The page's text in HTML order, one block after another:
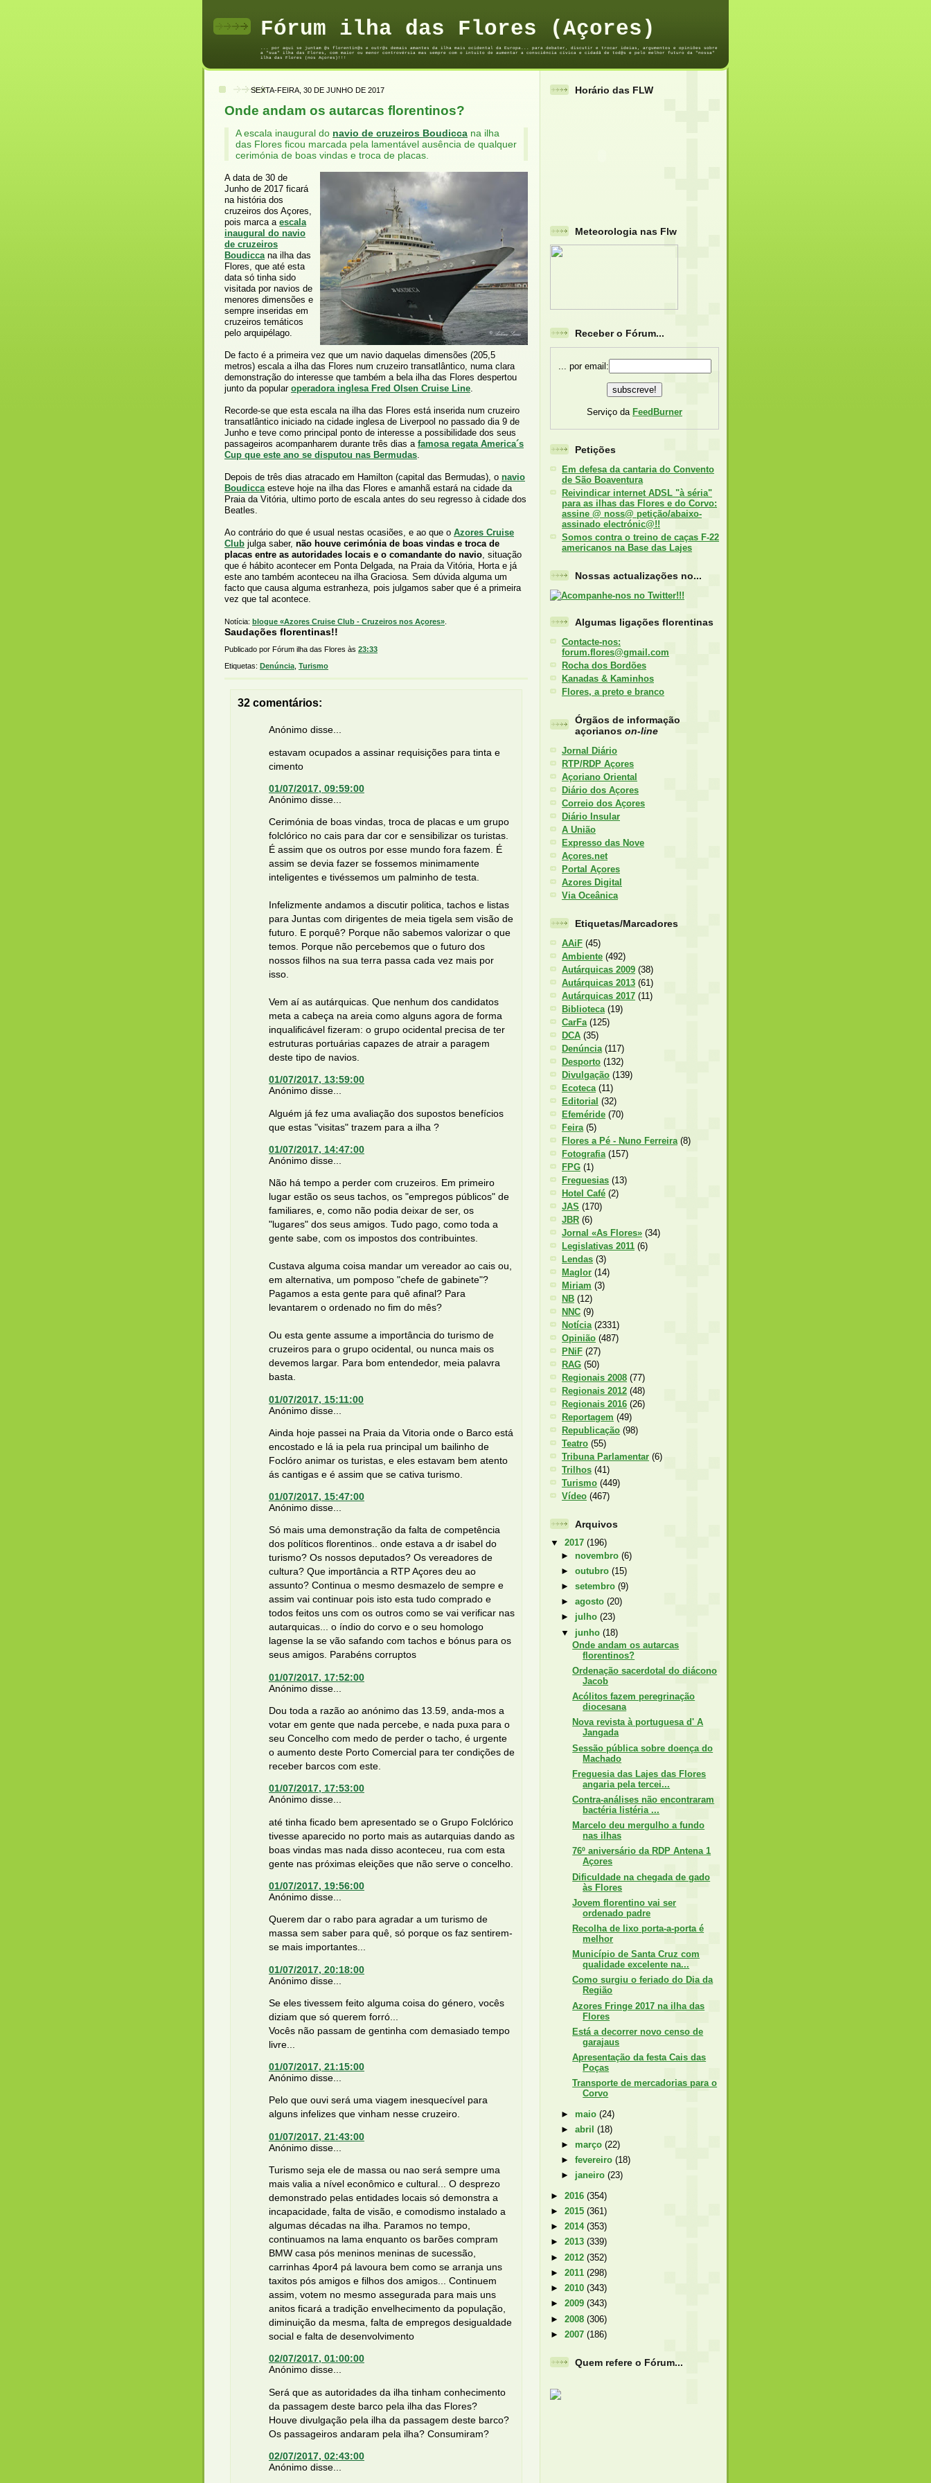
Fórum ilha das Flores (Açores)
... por aqui se juntam @s florentin@s e outr@s demais amantes da ilha mais ocidental da Europa... para debater, discutir e trocar ideias, argumentos e opiniões sobre
a "sua" ilha das Flores, com maior ou menor controvérsia mas sempre com o intuito de aumentar a consciência cívica e cidadã de tod@s e pelo melhor futuro da "nossa"
ilha das Flores (nos Açores)!!!
SEXTA-FEIRA, 30 DE JUNHO DE 2017
Onde andam os autarcas florentinos?
A escala inaugural do navio de cruzeiros Boudicca na ilha
das Flores ficou marcada pela lamentável ausência de qualquer
cerimónia de boas vindas e troca de placas.
A data de 30 de
Junho de 2017 ficará
na história dos
cruzeiros dos Açores,
pois marca a escala
inaugural do navio
de cruzeiros
Boudiccana ilha das
Flores, que até esta
data só tinha sido
visitada por navios de
menores dimensões e
sempre inseridas em
cruzeiros temáticos
pelo arquipélago.
De facto é a primeira vez que um navio daquelas dimensões (205,5
metros) escala a ilha das Flores num cruzeiro transatlântico, numa clara
demonstração do interesse que também a bela ilha das Flores despertou
junto da popular operadora inglesa Fred Olsen Cruise Line.
Recorde-se que esta escala na ilha das Flores está inserida num cruzeiro
transatlântico iniciado na cidade inglesa de Liverpool no passado dia 9 de
Junho e teve como principal ponto de interesse a possibilidade dos seus
passageiros acompanharem durante três dias a famosa regata America´s
Cup que este ano se disputou nas Bermudas.
Depois de três dias atracado em Hamilton (capital das Bermudas), o navio
Boudiccaesteve hoje na ilha das Flores e amanhã estará na cidade da
Praia da Vitória, ultimo porto de escala antes do seu regresso à cidade dos
Beatles.
Ao contrário do que é usual nestas ocasiões, e ao que o Azores Cruise
Club julga saber, não houve cerimónia de boas vindas e troca de
placas entre as autoridades locais e o comandante do navio, situação
que é hábito acontecer em Ponta Delgada, na Praia da Vitória, Horta e já
este ano também aconteceu na ilha Graciosa. Sem dúvida alguma um
facto que causa alguma estranheza, pois julgamos saber que é a primeira
vez que tal acontece.
Notícia: blogue «Azores Cruise Club - Cruzeiros nos Açores»
Saudações florentinas!!
Publicado por Fórum ilha das Flores às 23:33
Etiquetas: Denúncia Turismo
32 comentários:
Anónimo disse...
estavam ocupados a assinar requisições para tinta e
cimento
01/07/2017, 09:59:00
Anónimo disse...
Cerimónia de boas vindas, troca de placas e um grupo
folclórico no cais para dar cor e sensibilizar os turistas.
É assim que os outros por esse mundo fora fazem. É
assim se devia fazer se fossemos minimamente
inteligentes e tivéssemos um palminho de testa.
Infelizmente andamos a discutir politica, tachos e listas
para Juntas com dirigentes de meia tigela sem visão de
futuro. E porquê? Porque não sabemos valorizar o que
temos. Porque não percebemos que o futuro dos
nossos filhos na sua terra passa cada vez mais por
isso.
Vem aí as autárquicas. Que nenhum dos candidatos
meta a cabeça na areia como alguns agora de forma
inqualificável fizeram: o grupo ocidental precisa de ter
estruturas portuárias capazes de atrair a paragem
deste tipo de navios.
01/07/2017, 13:59:00
Anónimo disse...
Alguém já fez uma avaliação dos supostos benefícios
que estas "visitas" trazem para a ilha ?
01/07/2017, 14:47:00
Anónimo disse...
Não há tempo a perder com cruzeiros. Em primeiro
lugar estão os seus tachos, os "empregos públicos" de
familiares, e, como não podia deixar de ser, os
"lugares" dos seus amigos. Tudo pago, como toda a
gente sabe, com os impostos dos contribuintes.
Custava alguma coisa mandar um vereador ao cais ou,
em alternativa, um pomposo "chefe de gabinete"?
Pagamos a esta gente para quê afinal? Para
levantarem o ordenado no fim do mês?
Ou esta gente assume a importância do turismo de
cruzeiros para o grupo ocidental, ou nunca mais os
devemos largar. Para bom entendedor, meia palavra
basta.
01/07/2017, 15:11:00
Anónimo disse...
Ainda hoje passei na Praia da Vitoria onde o Barco está
encostado e lá ia pela rua principal um bailinho de
Foclóro animar os turistas, e eles estavam bem atento
ás cantigas e é assim que se cativa turismo.
01/07/2017, 15:47:00
Anónimo disse...
Só mais uma demonstração da falta de competência
dos políticos florentinos.. onde estava a dr isabel do
turismo? Os nossos deputados? Os vereadores de
cultura? Que importância a RTP Açores deu ao
assunto? Continua o mesmo desmazelo de sempre e
assim vai continuar pois isto esta tudo comprado e
todos feitos uns com os outros como se vai verificar nas
autarquicas... o índio do corvo e o seu homologo
lagense la se vão safando com tachos e bónus para os
seus amigos. Parabéns corruptos
01/07/2017, 17:52:00
Anónimo disse...
Dou toda a razão ao anónimo das 13.59, anda-mos a
votar em gente que nada percebe, e nada puxa para o
seu Concelho com medo de perder o tacho, é urgente
o aumento deste Porto Comercial para ter condições de
receber barcos com este.
01/07/2017, 17:53:00
Anónimo disse...
até tinha ficado bem apresentado se o Grupo Folclórico
tivesse aparecido no porto mais as autarquias dando as
boas vindas mas nada disso aconteceu, rua com esta
gente nas próximas eleições que não serve o concelho.
01/07/2017, 19:56:00
Anónimo disse...
Querem dar o rabo para agradar a um turismo de
massa sem saber para quê, só porque os faz sentirem-
se mais importantes...
01/07/2017, 20:18:00
Anónimo disse...
Se eles tivessem feito alguma coisa do género, vocês
diziam que só querem forró...
Vocês não passam de gentinha com demasiado tempo
livre...
01/07/2017, 21:15:00
Anónimo disse...
Pelo que ouvi será uma viagem inesquecível para
alguns infelizes que vinham nesse cruzeiro.
01/07/2017, 21:43:00
Anónimo disse...
Turismo seja ele de massa ou nao será sempre uma
mais valia a nível econômico e cultural... O desprezo
demonstrado pelas entidades locais só demonstra a
incapacidade, falta de visão, e comodismo instalado a
algumas décadas na ilha. Paramos no tempo,
continuamos na lama enquanto os barões compram
BMW casa pós meninos meninas de sucessão,
carrinhas 4por4 pá lavoura bem como se arranja uns
taxitos pós amigos e filhos dos amigos... Continuem
assim, votem no mesmo assegurada para mais uns
anitos ficará a tradição envelhecimento da população,
diminuição da mesma, falta de empregos desigualdade
social e falta de desenvolvimento
02/07/2017, 01:00:00
Anónimo disse...
Será que as autoridades da ilha tinham conhecimento
da passagem deste barco pela ilha das Flores?
Houve divulgação pela ilha da passagem deste barco?
Os passageiros andaram pela ilha? Consumiram?
02/07/2017, 02:43:00
Anónimo disse...
Horário das FLW
Meteorologia nas Flw
Receber o Fórum...
... por email:
Serviço da FeedBurner
Petições
Em defesa da cantaria do Convento
de São Boaventura
Reivindicar internet ADSL "à séria"
para as ilhas das Flores e do Corvo:
assine @ noss@ petição/abaixo-
assinado electrónic@!!
Somos contra o treino de caças F-22
americanos na Base das Lajes
Nossas actualizações no...
Algumas ligações florentinas
Contacte-nos:
forum.flores@gmail.com
Rocha dos Bordões
Kanadas & Kaminhos
Flores, a preto e branco
Órgãos de informação
açorianos on-line
Jornal Diário
RTP/RDP Açores
Açoriano Oriental
Diário dos Açores
Correio dos Açores
Diário Insular
A União
Expresso das Nove
Açores.net
Portal Açores
Azores Digital
Via Oceânica
Etiquetas/Marcadores
AAiF (45)
Ambiente (492)
Autárquicas 2009 (38)
Autárquicas 2013 (61)
Autárquicas 2017 (11)
Biblioteca (19)
CarFa (125)
DCA (35)
Denúncia (117)
Desporto (132)
Divulgação (139)
Ecoteca (11)
Editorial (32)
Efeméride (70)
Feira (5)
Flores a Pé - Nuno Ferreira (8)
Fotografia (157)
FPG (1)
Freguesias (13)
Hotel Café (2)
JAS (170)
JBR (6)
Jornal «As Flores» (34)
Legislativas 2011 (6)
Lendas (3)
Maglor (14)
Miriam (3)
NB (12)
NNC (9)
Notícia (2331)
Opinião (487)
PNiF (27)
RAG (50)
Regionais 2008 (77)
Regionais 2012 (48)
Regionais 2016 (26)
Reportagem (49)
Republicação (98)
Teatro (55)
Tribuna Parlamentar (6)
Trilhos (41)
Turismo (449)
Vídeo (467)
Arquivos
▼ 2017 (196)
► novembro(6)
►outubro(15)
►setembro(9)
►agosto(20)
► julho(23)
▼ junho(18)
Onde andam os autarcas
florentinos?
Ordenação sacerdotal do diácono
Jacob
Acólitos fazem peregrinação
diocesana
Nova revista à portuguesa d' A
Jangada
Sessão pública sobre doença do
Machado
Freguesia das Lajes das Flores
angaria pela tercei...
Contra-análises não encontraram
bactéria listéria ...
Marcelo deu mergulho a fundo
nas ilhas
76º aniversário da RDP Antena 1
Açores
Dificuldade na chegada de gado
às Flores
Jovem florentino vai ser
ordenado padre
Recolha de lixo porta-a-porta é
melhor
Município de Santa Cruz com
qualidade excelente na...
Como surgiu o feriado do Dia da
Região
Azores Fringe 2017 na ilha das
Flores
Está a decorrer novo censo de
garajaus
Apresentação da festa Cais das
Poças
Transporte de mercadorias para o
Corvo
► maio(24)
►abril(18)
► março(22)
►fevereiro(18)
► janeiro(23)
► 2016 (354)
► 2015 (361)
► 2014 (353)
► 2013 (339)
► 2012 (352)
► 2011 (298)
► 2010 (343)
► 2009 (343)
► 2008 (306)
► 2007 (186)
Quem refere o Fórum...